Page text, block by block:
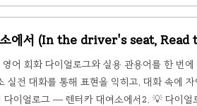
소에서 (In the driver's seat,
어 회화 다이얼로그와 실용 관용어를 한 번
전 대화를 통해 표현을 익히고, 대화 속에
이얼로그 — 렌터카 대여소에서2. 💡 다이